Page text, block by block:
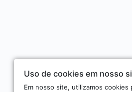
Uso de cookies em nosso
Em nosso site, utilizamos cookies